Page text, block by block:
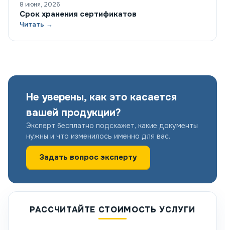
8 июня, 2026
Срок хранения сертификатов
Читать →
Не уверены, как это касается
вашей продукции?
Эксперт бесплатно подскажет, какие документы
нужны и что изменилось именно для вас.
Задать вопрос эксперту
РАССЧИТАЙТЕ СТОИМОСТЬ УСЛУГИ